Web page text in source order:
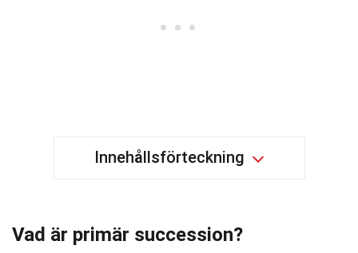
Innehållsförteckning
Vad är primär succession?